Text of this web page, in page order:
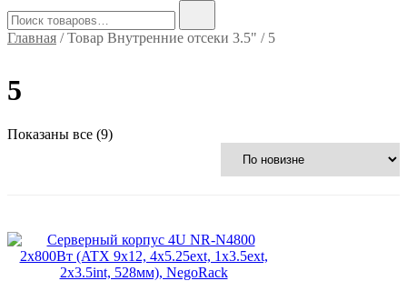
Главная / Товар Внутренние отсеки 3.5" / 5
5
Показаны все (9)Сортировка: